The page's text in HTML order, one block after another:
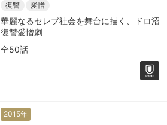
復讐 愛憎
華麗なるセレブ社会を舞台に描く、ドロ沼
復讐愛憎劇
全50話
2015年